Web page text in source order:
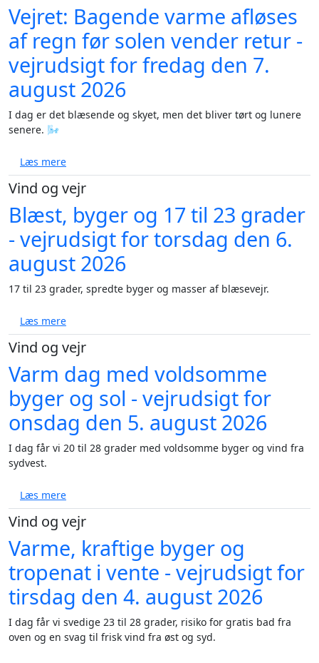
Vejret: Bagende varme afløses
af regn før solen vender retur -
vejrudsigt for fredag den 7.
august 2026
I dag er det blæsende og skyet, men det bliver tørt og lunere
senere. 🌬️
Læs mereom Vejret: Bagende varme afløses af regn før
Vind og vejr
Blæst, byger og 17 til 23 grader
- vejrudsigt for torsdag den 6.
august 2026
17 til 23 grader, spredte byger og masser af blæsevejr.
Læs mereom Blæst, byger og 17 til 23 grader - vejrudsigt for
Vind og vejr
Varm dag med voldsomme
byger og sol - vejrudsigt for
onsdag den 5. august 2026
I dag får vi 20 til 28 grader med voldsomme byger og vind fra
sydvest.
Læs mereom Varm dag med voldsomme byger og sol -
Vind og vejr
Varme, kraftige byger og
tropenat i vente - vejrudsigt for
tirsdag den 4. august 2026
I dag får vi svedige 23 til 28 grader, risiko for gratis bad fra
oven og en svag til frisk vind fra øst og syd.